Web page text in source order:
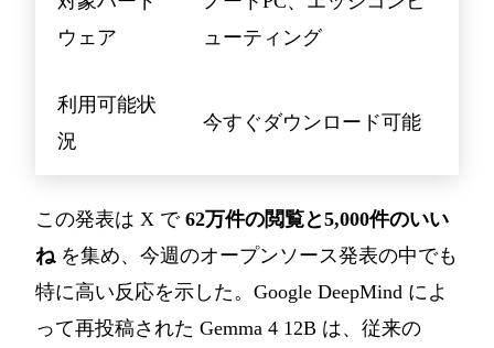
ウェア
ューティング
利用可能状
況
今すぐダウンロード可能
この発表は X で 62万件の閲覧と5,000件のいい
ねを集め、今週のオープンソース発表の中でも
特に高い反応を示した。Google DeepMind によ
って再投稿された Gemma 4 12B は、従来の